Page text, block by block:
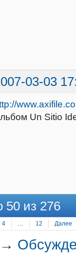
03-03
Un Sitio
50 из 276
4 … 12 Далее
→